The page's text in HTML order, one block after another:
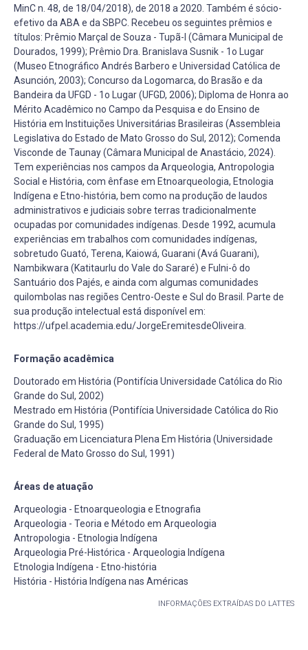
MinC n. 48, de 18/04/2018), de 2018 a 2020. Também é sócio-
efetivo da ABA e da SBPC. Recebeu os seguintes prêmios e
títulos: Prêmio Marçal de Souza - Tupã-I (Câmara Municipal de
Dourados, 1999); Prêmio Dra. Branislava Susnik - 1o Lugar
(Museo Etnográfico Andrés Barbero e Universidad Católica de
Asunción, 2003); Concurso da Logomarca, do Brasão e da
Bandeira da UFGD - 1o Lugar (UFGD, 2006); Diploma de Honra ao
Mérito Acadêmico no Campo da Pesquisa e do Ensino de
História em Instituições Universitárias Brasileiras (Assembleia
Legislativa do Estado de Mato Grosso do Sul, 2012); Comenda
Visconde de Taunay (Câmara Municipal de Anastácio, 2024).
Tem experiências nos campos da Arqueologia, Antropologia
Social e História, com ênfase em Etnoarqueologia, Etnologia
Indígena e Etno-história, bem como na produção de laudos
administrativos e judiciais sobre terras tradicionalmente
ocupadas por comunidades indígenas. Desde 1992, acumula
experiências em trabalhos com comunidades indígenas,
sobretudo Guató, Terena, Kaiowá, Guarani (Avá Guarani),
Nambikwara (Katitaurlu do Vale do Sararé) e Fulni-ô do
Santuário dos Pajés, e ainda com algumas comunidades
quilombolas nas regiões Centro-Oeste e Sul do Brasil. Parte de
sua produção intelectual está disponível em:
https://ufpel.academia.edu/JorgeEremitesdeOliveira.
Formação acadêmica
Doutorado em História (Pontifícia Universidade Católica do Rio
Grande do Sul, 2002)
Mestrado em História (Pontifícia Universidade Católica do Rio
Grande do Sul, 1995)
Graduação em Licenciatura Plena Em História (Universidade
Federal de Mato Grosso do Sul, 1991)
Áreas de atuação
Arqueologia - Etnoarqueologia e Etnografia
Arqueologia - Teoria e Método em Arqueologia
Antropologia - Etnologia Indígena
Arqueologia Pré-Histórica - Arqueologia Indígena
Etnologia Indígena - Etno-história
História - História Indígena nas Américas
INFORMAÇÕES EXTRAÍDAS DO LATTES